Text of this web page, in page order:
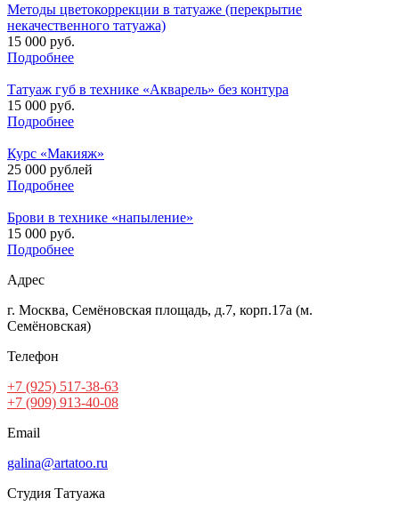
Методы цветокоррекции в татуаже (перекрытие
некачественного татуажа)
15 000 руб.
Подробнее
Татуаж губ в технике «Акварель» без контура
15 000 руб.
Подробнее
Курс «Макияж»
25 000 рублей
Подробнее
Брови в технике «напыление»
15 000 руб.
Подробнее
Адрес
г. Москва, Семёновская площадь, д.7, корп.17а (м.
Семёновская)
Телефон
+7 (925) 517-38-63
+7 (909) 913-40-08
Email
galina@artatoo.ru
Студия Татуажа